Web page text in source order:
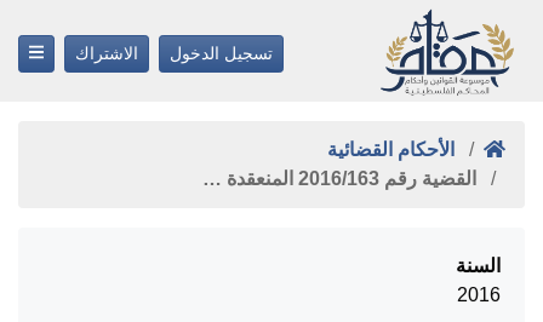
تسجيل الدخول الاشتراك
الأحكام القضائية
القضية رقم ‎163‏/‎2016‏ المنعقدة …
السنة
2016